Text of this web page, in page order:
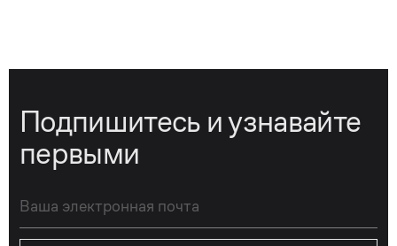
Подпишитесь и узнавайте
первыми